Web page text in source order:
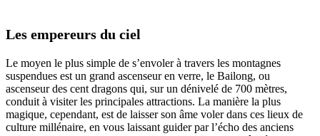
Les empereurs du ciel
Le moyen le plus simple de s’envoler à travers les montagnes
suspendues est un grand ascenseur en verre, le Bailong, ou
ascenseur des cent dragons qui, sur un dénivelé de 700 mètres,
conduit à visiter les principales attractions. La manière la plus
magique, cependant, est de laisser son âme voler dans ces lieux de
culture millénaire, en vous laissant guider par l’écho des anciens